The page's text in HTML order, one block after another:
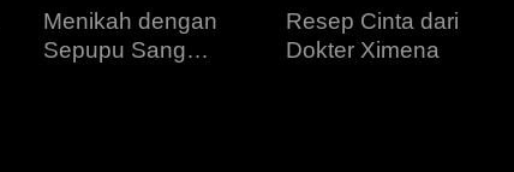
Menikah dengan
Sepupu Sang
Resep Cinta dari
Dokter Ximena